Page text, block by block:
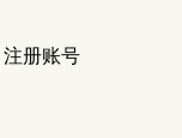
注册账号